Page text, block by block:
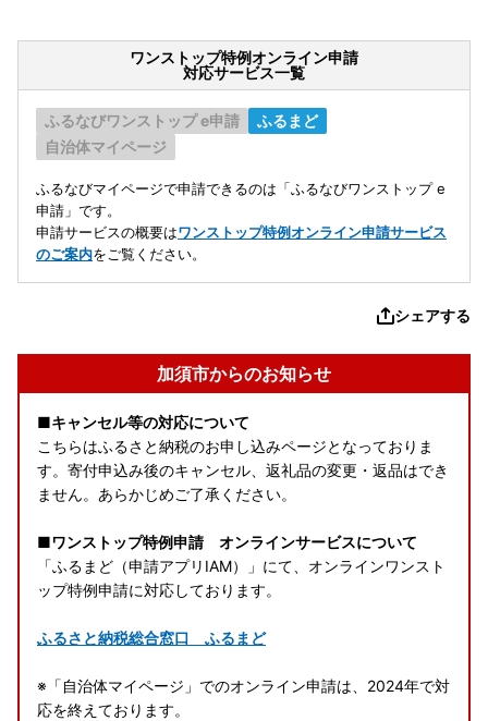
ワンストップ特例オンライン申請
対応サービス一覧
ふるなびワンストップ e申請
ふるまど
自治体マイページ
ふるなびマイページで申請できるのは「ふるなびワンストップ e
申請」です。
申請サービスの概要はワンストップ特例オンライン申請サービス
のご案内をご覧ください。
シェアする
加須市からのお知らせ
■キャンセル等の対応について
こちらはふるさと納税のお申し込みページとなっておりま
す。寄付申込み後のキャンセル、返礼品の変更・返品はでき
ません。あらかじめご了承ください。
■ワンストップ特例申請 オンラインサービスについて
「ふるまど（申請アプリIAM）」にて、オンラインワンスト
ップ特例申請に対応しております。
ふるさと納税総合窓口 ふるまど
※「自治体マイページ」でのオンライン申請は、2024年で対
応を終えております。